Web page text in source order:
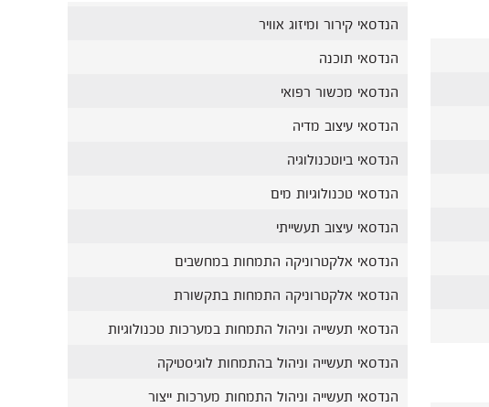
הנדסאי קירור ומיזוג אוויר
הנדסאי תוכנה
הנדסאי מכשור רפואי
הנדסאי עיצוב מדיה
הנדסאי ביוטכנולוגיה
הנדסאי טכנולוגיות מים
הנדסאי עיצוב תעשייתי
הנדסאי אלקטרוניקה התמחות במחשבים
הנדסאי אלקטרוניקה התמחות בתקשורת
הנדסאי תעשייה וניהול התמחות במערכות טכנולוגיות
הנדסאי תעשייה וניהול בהתמחות לוגיסטיקה
הנדסאי תעשייה וניהול התמחות מערכות ייצור